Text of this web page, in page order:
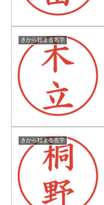
きから始まる名字
きから始まる名字